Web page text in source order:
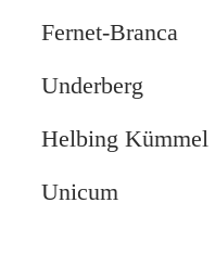
Fernet-Branca
Underberg
Helbing Kümmel
Unicum